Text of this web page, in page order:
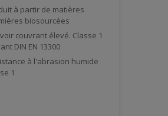
à partir de matières
biosourcées
couvrant élevé. Classe 1
DIN EN 13300
à l'abrasion humide
1